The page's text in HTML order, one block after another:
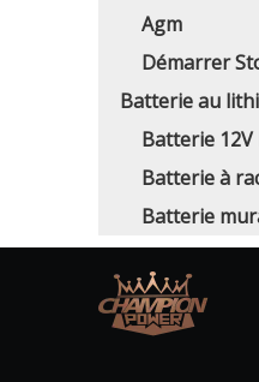
Agm
Démarrer
Batterie au
Batterie 12V
Batterie à
Batterie